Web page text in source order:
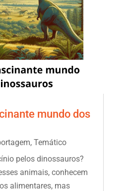
mundo dos
, Temático
pelos dinossauros?
animais, conhecem
alimentares, mas